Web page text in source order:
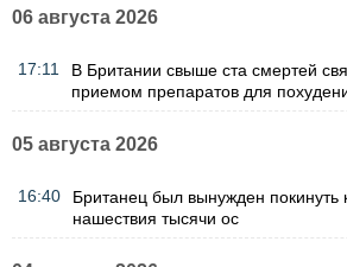
06 августа 2026
17:11
В Британии свыше ста смертей
приемом препаратов для
05 августа 2026
16:40
Британец был вынужден покинуть
нашествия тысячи ос